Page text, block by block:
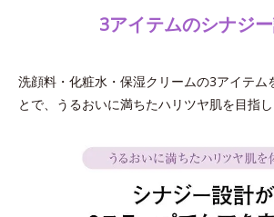
3アイテムのシナジ
洗顔料・化粧水・保湿クリームの3アイテム
とで、うるおいに満ちたハリツヤ肌を目指し